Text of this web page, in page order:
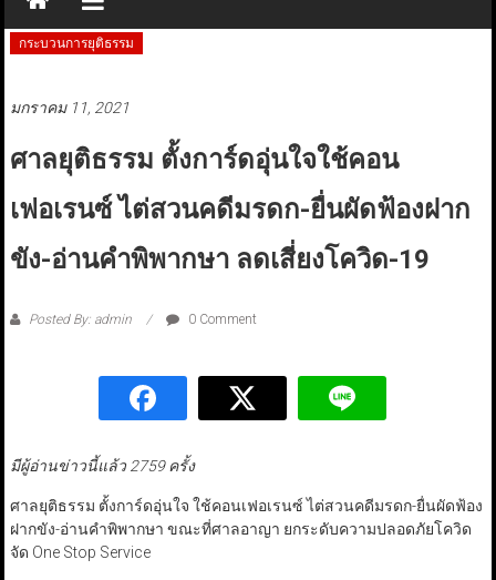
กระบวนการยุติธรรม
มกราคม 11, 2021
ศาลยุติธรรม ตั้งการ์ดอุ่นใจใช้คอน
เฟอเรนซ์ ไต่สวนคดีมรดก-ยื่นผัดฟ้องฝาก
ขัง-อ่านคำพิพากษา ลดเสี่ยงโควิด-19
Posted By: admin 0 Comment
มีผู้อ่านข่าวนี้แล้ว 2759 ครั้ง
ศาลยุติธรรม ตั้งการ์ดอุ่นใจ ใช้คอนเฟอเรนซ์ ไต่สวนคดีมรดก-ยื่นผัดฟ้อง
ฝากขัง-อ่านคำพิพากษา ขณะที่ศาลอาญา ยกระดับความปลอดภัยโควิด
จัด One Stop Service